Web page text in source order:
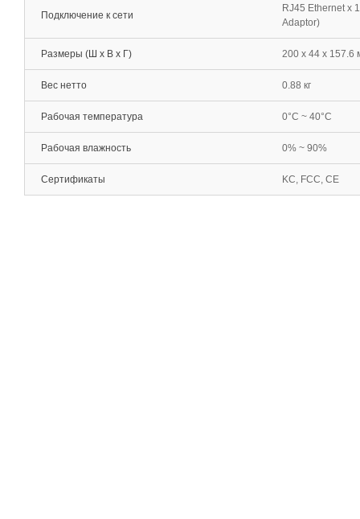
Подключение к сети
RJ45 Ethernet x
Adaptor)
Размеры (Ш x В x Г) 200 х 44 х 157.6
Вес нетто 0.88 кг
Рабочая температура 0°C ~ 40°C
Рабочая влажность 0% ~ 90%
Сертификаты KC, FCC, CE